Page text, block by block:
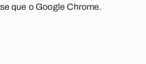
que o Google Chrome.